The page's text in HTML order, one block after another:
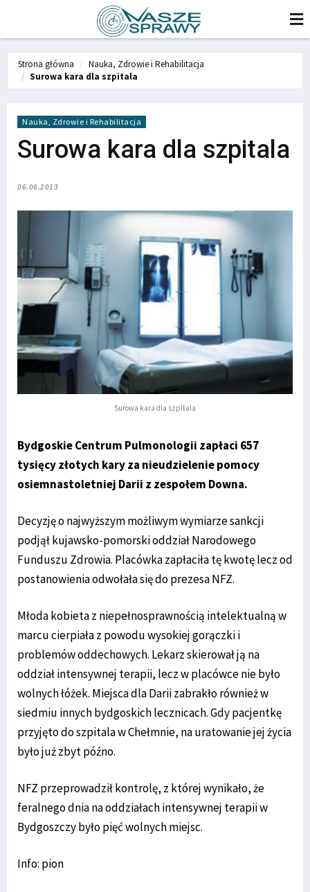
Strona główna
Nauka, Zdrowie i Rehabilitacja
Surowa kara dla szpitala
Nauka, Zdrowie i Rehabilitacja
Surowa kara dla szpitala
06.06.2013
Surowa kara dla szpitala
Bydgoskie Centrum Pulmonologii zapłaci 657
tysięcy złotych kary za nieudzielenie pomocy
osiemnastoletniej Darii z zespołem Downa.
Decyzję o najwyższym możliwym wymiarze sankcji
podjął kujawsko-pomorski oddział Narodowego
Funduszu Zdrowia. Placówka zapłaciła tę kwotę lecz od
postanowienia odwołała się do prezesa NFZ.
Młoda kobieta z niepełnosprawnością intelektualną w
marcu cierpiała z powodu wysokiej gorączki i
problemów oddechowych. Lekarz skierował ją na
oddział intensywnej terapii, lecz w placówce nie było
wolnych łóżek. Miejsca dla Darii zabrakło również w
siedmiu innych bydgoskich lecznicach. Gdy pacjentkę
przyjęto do szpitala w Chełmnie, na uratowanie jej życia
było już zbyt późno.
NFZ przeprowadził kontrolę, z której wynikało, że
feralnego dnia na oddziałach intensywnej terapii w
Bydgoszczy było pięć wolnych miejsc.
Info: pion